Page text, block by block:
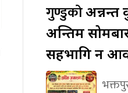
गुण्डुकोअन्नन्त
अन्तिम
सहभागि हुन